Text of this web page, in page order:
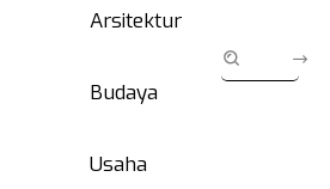
Arsitektur
Budaya
Usaha